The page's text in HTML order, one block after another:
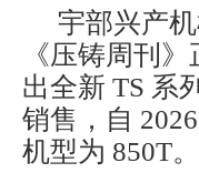
宇部兴产
《压铸周刊
出全新 TS 系
销售，自
机型为 850T。